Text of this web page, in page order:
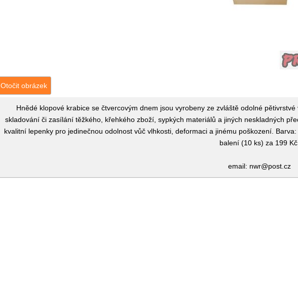
Otočit obrázek
Hnědé klopové krabice se čtvercovým dnem jsou vyrobeny ze zvláště odolné
skladování či zasílání těžkého, křehkého zboží, sypkých materiálů a jiných neskladných
kvalitní lepenky pro jedinečnou odolnost vůč vlhkosti, deformaci a jinému poškození.
balení (10 ks) za 199
email: nwr@post.cz